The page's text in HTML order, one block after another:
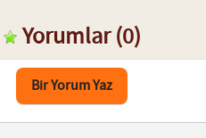
Yorumlar(0)
Bir Yorum Yaz